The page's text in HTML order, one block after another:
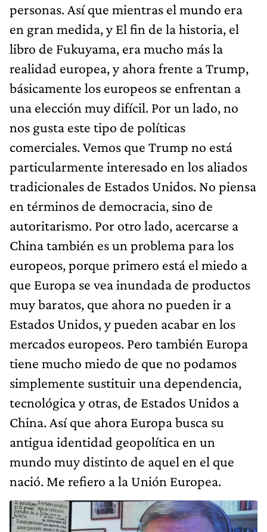
personas. Así que mientras el mundo era
en gran medida, y El fin de la historia, el
libro de Fukuyama, era mucho más la
realidad europea, y ahora frente a Trump,
básicamente los europeos se enfrentan a
una elección muy difícil. Por un lado, no
nos gusta este tipo de políticas
comerciales. Vemos que Trump no está
particularmente interesado en los aliados
tradicionales de Estados Unidos. No piensa
en términos de democracia, sino de
autoritarismo. Por otro lado, acercarse a
China también es un problema para los
europeos, porque primero está el miedo a
que Europa se vea inundada de productos
muy baratos, que ahora no pueden ir a
Estados Unidos, y pueden acabar en los
mercados europeos. Pero también Europa
tiene mucho miedo de que no podamos
simplemente sustituir una dependencia,
tecnológica y otras, de Estados Unidos a
China. Así que ahora Europa busca su
antigua identidad geopolítica en un
mundo muy distinto de aquel en el que
nació. Me refiero a la Unión Europea.